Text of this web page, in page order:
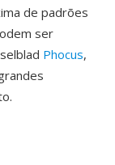
de padrões
ser
Phocus,